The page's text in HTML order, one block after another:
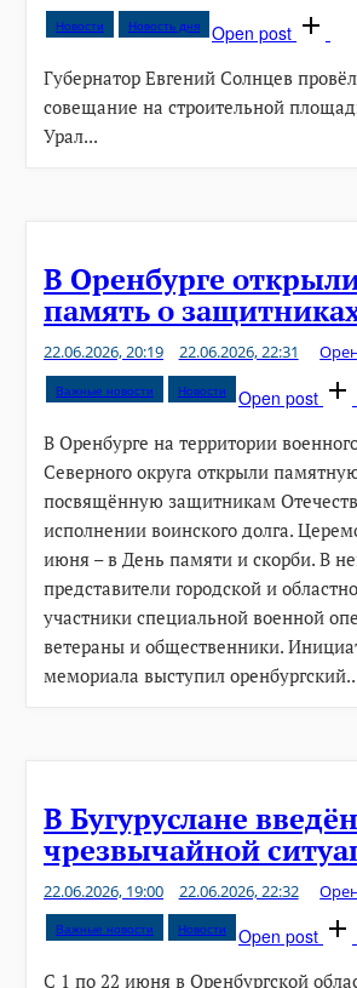
Новости Новость дня
Open post
Губернатор Евгений Солнцев
совещание на строительной
Урал...
В Оренбурге
память о
22.06.2026, 20:19 22.06.2026, 22:31
Важные новости Новости
Open post
В Оренбурге на территории
Северного округа открыли
посвящённую защитникам
исполнении воинского долга.
июня – в День памяти и скорби. В
представители городской и
участники специальной военной
ветераны и общественники.
мемориала выступил
В Бугуруслане
чрезвычайной
22.06.2026, 19:00 22.06.2026, 22:32
Важные новости Новости
Open post
С 1 по 22 июня в Оренбургской